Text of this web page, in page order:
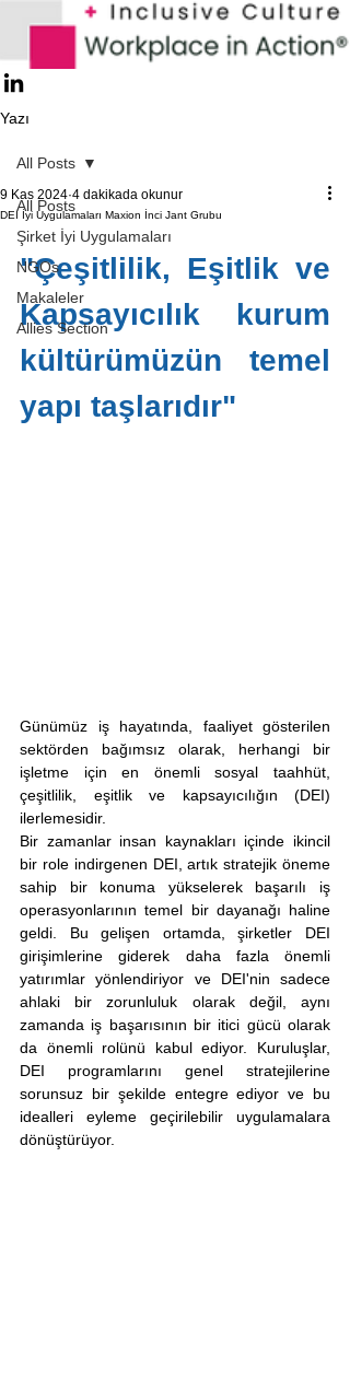
Yazı
All Posts
Şirket İyi Uygulamaları
NGOs
Makaleler
Allies Section
All Posts
DEI İyi Uygulamaları Maxion İnci Jant Grubu
9 Kas 2024 4 dakikada okunur
"Çeşitlilik, Eşitlik ve
Kapsayıcılık kurum
kültürümüzün temel
yapı taşlarıdır"
Günümüz iş hayatında, faaliyet gösterilen
sektörden bağımsız olarak, herhangi bir
işletme için en önemli sosyal taahhüt,
çeşitlilik, eşitlik ve kapsayıcılığın (DEI)
ilerlemesidir.
Bir zamanlar insan kaynakları içinde ikincil
bir role indirgenen DEI, artık stratejik öneme
sahip bir konuma yükselerek başarılı iş
operasyonlarının temel bir dayanağı haline
geldi. Bu gelişen ortamda, şirketler DEI
girişimlerine giderek daha fazla önemli
yatırımlar yönlendiriyor ve DEI'nin sadece
ahlaki bir zorunluluk olarak değil, aynı
zamanda iş başarısının bir itici gücü olarak
da önemli rolünü kabul ediyor. Kuruluşlar,
DEI programlarını genel stratejilerine
sorunsuz bir şekilde entegre ediyor ve bu
idealleri eyleme geçirilebilir uygulamalara
dönüştürüyor.